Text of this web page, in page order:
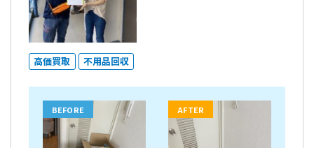
高価買取 不用品回収
BEFORE AFTER